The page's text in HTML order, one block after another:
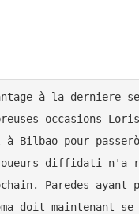
à la derniere
occasions
Bilbao pour
diffidati n'a
Paredes ayant
doit maintenant se